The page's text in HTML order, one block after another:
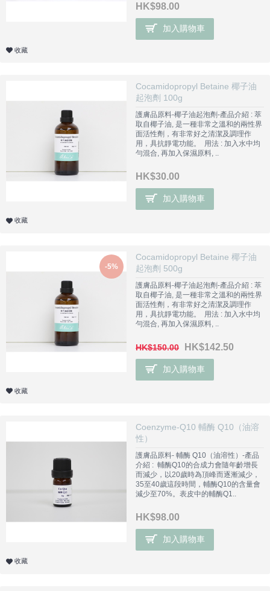
HK$98.00
加入購物車
收藏
Cocamidopropyl Betaine 椰子油
起泡劑 100g
護膚品原料-椰子油起泡劑-產品介紹 : 萃
取自椰子油, 是一種非常之溫和的兩性界
面活性劑，有非常好之清潔及調理作
用，具抗靜電功能。 用法 : 加入水中均
勻混合, 再加入保濕原料, ..
HK$30.00
加入購物車
收藏
-5%
Cocamidopropyl Betaine 椰子油
起泡劑 500g
護膚品原料-椰子油起泡劑-產品介紹 : 萃
取自椰子油, 是一種非常之溫和的兩性界
面活性劑，有非常好之清潔及調理作
用，具抗靜電功能。 用法 : 加入水中均
勻混合, 再加入保濕原料, ..
HK$150.00 HK$142.50
加入購物車
收藏
Coenzyme-Q10 輔酶 Q10（油溶
性）
護膚品原料- 輔酶 Q10（油溶性）-產品
介紹 : 輔酶Q10的合成力會隨年齡增長
而減少，以20歲時為頂峰而逐漸減少，
35至40歲這段時間，輔酶Q10的含量會
減少至70%。表皮中的輔酶Q1..
HK$98.00
加入購物車
收藏